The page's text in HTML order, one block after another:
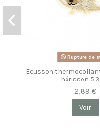
Rupture de
Ecusson
hérisson
2,89 €
Voir